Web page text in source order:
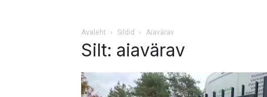
Avaleht Sildid Aiavärav
Silt: aiavärav